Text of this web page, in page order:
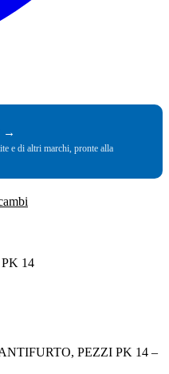
→
e di altri marchi, pronte alla
14
PEZZI PK 14 –